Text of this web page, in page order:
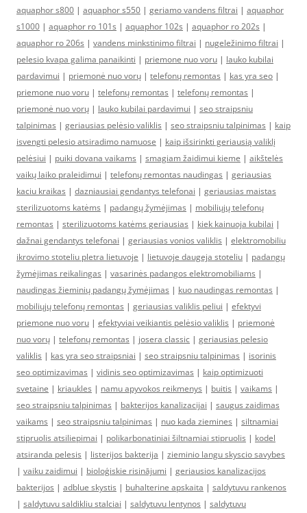
aquaphor s800 | aquaphor s550 | geriamo vandens filtrai | aquaphor
s1000 | aquaphor ro 101s | aquaphor 102s | aquaphor ro 202s |
aquaphor ro 206s | vandens minkstinimo filtrai | nugeležinimo filtrai |
pelesio kvapa galima panaikinti | priemone nuo voru | lauko kubilai
pardavimui | priemonė nuo vorų | telefonų remontas | kas yra seo |
priemone nuo voru | telefonų remontas | telefonų remontas |
priemonė nuo vorų | lauko kubilai pardavimui | seo straipsniu
talpinimas | geriausias pelėsio valiklis | seo straipsniu talpinimas | kaip
isvengti pelesio atsiradimo namuose | kaip išsirinkti geriausią valiklį
pelėsiui | puiki dovana vaikams | smagiam žaidimui kieme | aikštelės
vaikų laiko praleidimui | telefonų remontas naudingas | geriausias
kaciu kraikas | dazniausiai gendantys telefonai | geriausias maistas
sterilizuotoms katėms | padangų žymėjimas | mobiliųjų telefonų
remontas | sterilizuotoms katėms geriausias | kiek kainuoja kubilai |
dažnai gendantys telefonai | geriausias vonios valiklis | elektromobiliu
ikrovimo stoteliu pletra lietuvoje | lietuvoje daugeja stoteliu | padangų
žymėjimas reikalingas | vasarinės padangos elektromobiliams |
naudingas žieminių padangų žymėjimas | kuo naudingas remontas |
mobiliųjų telefonų remontas | geriausias valiklis peliui | efektyvi
priemone nuo voru | efektyviai veikiantis pelėsio valiklis | priemonė
nuo vorų | telefonų remontas | josera classic | geriausias pelesio
valiklis | kas yra seo straipsniai | seo straipsniu talpinimas | isorinis
seo optimizavimas | vidinis seo optimizavimas | kaip optimizuoti
svetaine | kriaukles | namu apyvokos reikmenys | buitis | vaikams |
seo straipsniu talpinimas | bakterijos kanalizacijai | saugus zaidimas
vaikams | seo straipsniu talpinimas | nuo kada ziemines | siltnamiai
stipruolis atsiliepimai | polikarbonatiniai šiltnamiai stipruolis | kodel
atsiranda pelesis | listerijos bakterija | zieminio langu skyscio savybes
| vaiku zaidimui | bioloģiskie risinājumi | geriausios kanalizacijos
bakterijos | adblue skystis | buhalterine apskaita | saldytuvu rankenos
| saldytuvu saldikliu stalciai | saldytuvu lentynos | saldytuvu